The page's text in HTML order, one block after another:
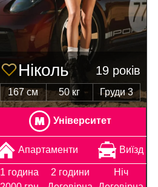
Ніколь 19 років
167 см 50 кг Груди 3
Університет
Апартаменти Виїзд
1 година
2 години
Ніч